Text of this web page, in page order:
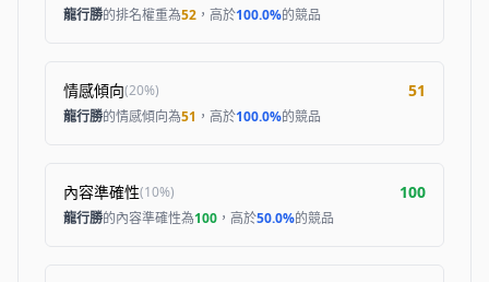
龍行勝的排名權重為52 ，高於100.0%的競品
情感傾向(20%) 51
龍行勝的情感傾向為51 ，高於100.0%的競品
內容準確性(10%) 100
龍行勝的內容準確性為100 ，高於50.0%的競品